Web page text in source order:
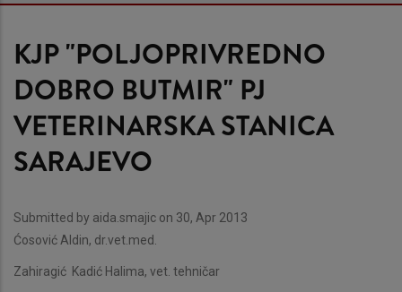
KJP "POLJOPRIVREDNO
DOBRO BUTMIR" PJ
VETERINARSKA STANICA
SARAJEVO
Submitted by aida.smajic on 30, Apr 2013
Ćosović Aldin, dr.vet.med.
Zahiragić Kadić Halima, vet. tehničar